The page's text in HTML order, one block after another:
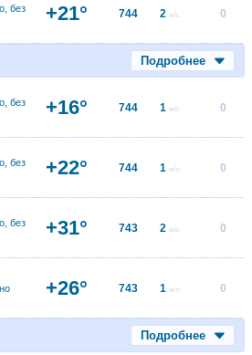
без
+21° 744 2 м/с 0
Подробнее
без
+16° 744 1 м/с 0
без
+22° 744 1 м/с 0
без
+31° 743 2 м/с 0
+26° 743 1 м/с 0
Подробнее